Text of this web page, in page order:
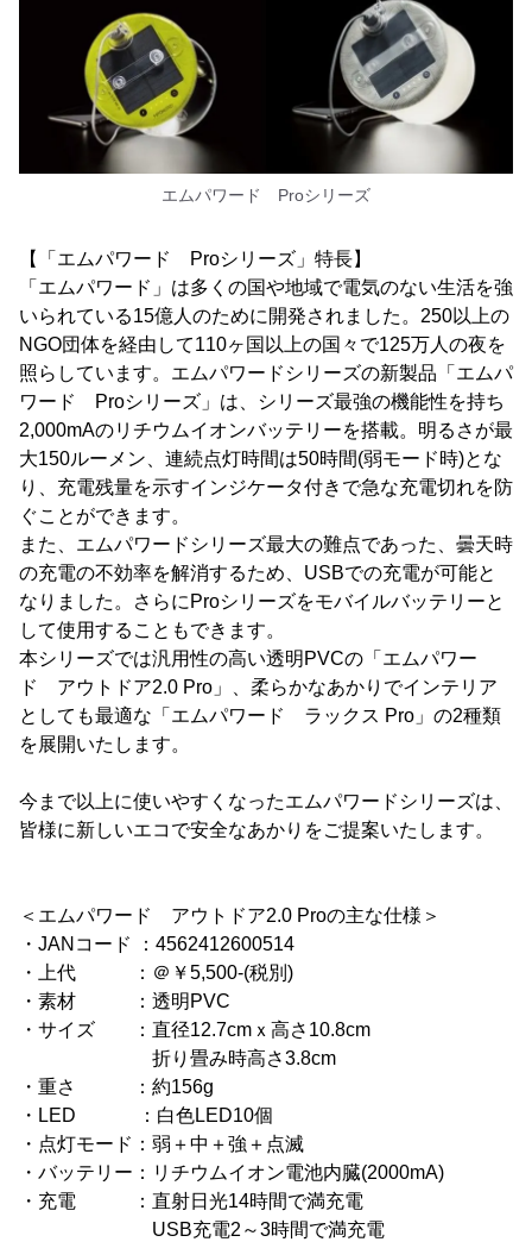
エムパワード Proシリーズ
【「エムパワード Proシリーズ」特長】
「エムパワード」は多くの国や地域で電気のない生活を強
いられている15億人のために開発されました。250以上の
NGO団体を経由して110ヶ国以上の国々で125万人の夜を
照らしています。エムパワードシリーズの新製品「エムパ
ワード Proシリーズ」は、シリーズ最強の機能性を持ち
2,000mAのリチウムイオンバッテリーを搭載。明るさが最
大150ルーメン、連続点灯時間は50時間(弱モード時)とな
り、充電残量を示すインジケータ付きで急な充電切れを防
ぐことができます。
また、エムパワードシリーズ最大の難点であった、曇天時
の充電の不効率を解消するため、USBでの充電が可能と
なりました。さらにProシリーズをモバイルバッテリーと
して使用することもできます。
本シリーズでは汎用性の高い透明PVCの「エムパワー
ド アウトドア2.0 Pro」、柔らかなあかりでインテリア
としても最適な「エムパワード ラックス Pro」の2種類
を展開いたします。
今まで以上に使いやすくなったエムパワードシリーズは、
皆様に新しいエコで安全なあかりをご提案いたします。
＜エムパワード アウトドア2.0 Proの主な仕様＞
・JANコード ：4562412600514
・上代 ：＠￥5,500-(税別)
・素材 ：透明PVC
・サイズ ：直径12.7cmｘ高さ10.8cm
折り畳み時高さ3.8cm
・重さ ：約156g
・LED ：白色LED10個
・点灯モード：弱＋中＋強＋点滅
・バッテリー：リチウムイオン電池内臓(2000mA)
・充電 ：直射日光14時間で満充電
USB充電2～3時間で満充電